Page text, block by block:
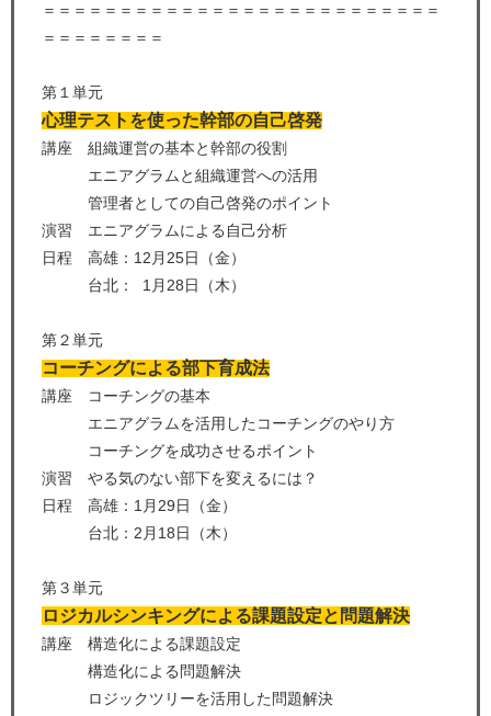
＝＝＝＝＝＝＝＝＝＝＝＝＝＝＝＝＝＝＝＝＝＝＝＝＝＝
＝＝＝＝＝＝＝＝
第１単元
心理テストを使った幹部の自己啓発
講座 組織運営の基本と幹部の役割
エニアグラムと組織運営への活用
管理者としての自己啓発のポイント
演習 エニアグラムによる自己分析
日程 高雄：12月25日（金）
台北： 1月28日（木）
第２単元
コーチングによる部下育成法
講座 コーチングの基本
エニアグラムを活用したコーチングのやり方
コーチングを成功させるポイント
演習 やる気のない部下を変えるには？
日程 高雄：1月29日（金）
台北：2月18日（木）
第３単元
ロジカルシンキングによる課題設定と問題解決
講座 構造化による課題設定
構造化による問題解決
ロジックツリーを活用した問題解決